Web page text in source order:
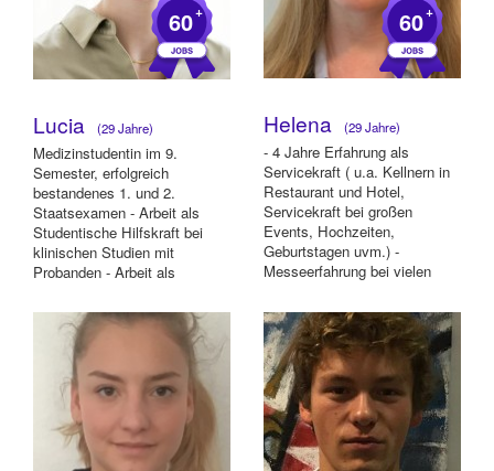
60+
Lucia (29 Jahre)
Medizinstudentin im 9.
Semester, erfolgreich
bestandenes 1. und 2.
Staatsexamen - Arbeit als
Studentische Hilfskraft bei
klinischen Studien mit
Probanden - Arbeit als
Zahna...
60+
Helena (29 Jahre)
- 4 Jahre Erfahrung als
Servicekraft ( u.a. Kellnern in
Restaurant und Hotel,
Servicekraft bei großen
Events, Hochzeiten,
Geburtstagen uvm.) -
Messeerfahrung bei vielen
(Messeh...